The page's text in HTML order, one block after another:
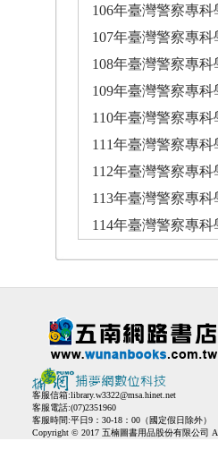
106年臺灣警察專
107年臺灣警察專
108年臺灣警察專
109年臺灣警察專
110年臺灣警察專
111年臺灣警察專
112年臺灣警察專
113年臺灣警察專
114年臺灣警察專
客服信箱:library.w3322@msa.hinet.net
客服電話:(07)2351960
客服時間:平日9：30-18：00（國定假日除外）
Copyright © 2017 五楠圖書用品股份有限公司